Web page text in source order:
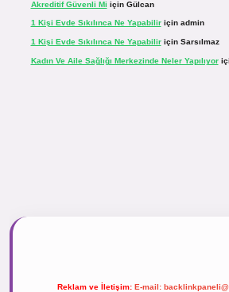
Akreditif Güvenli Mi için Gülcan
1 Kişi Evde Sıkılınca Ne Yapabiliriçin admin
1 Kişi Evde Sıkılınca Ne Yapabiliriçin Sarsılmaz
Kadın Ve Aile Sağlığı Merkezinde Neler Yapılıyor
Reklam ve İletişim: E-mail: